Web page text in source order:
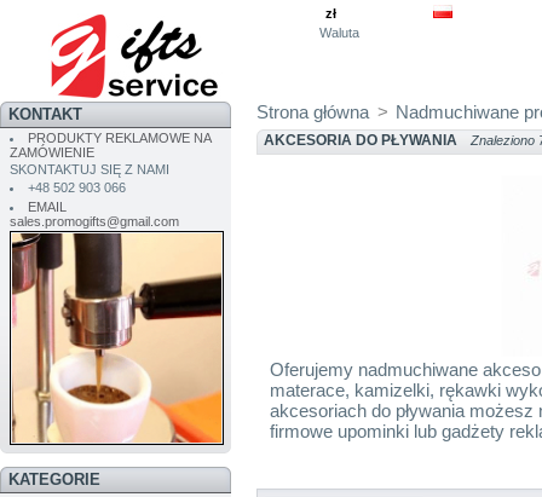
zł
Waluta
KONTAKT
PRODUKTY REKLAMOWE NA
ZAMÓWIENIE
SKONTAKTUJ SIĘ Z NAMI
+48 502 903 066
EMAIL
sales.promogifts@gmail.com
KATEGORIE
Strona główna > Nadmuchiwane
AKCESORIA DO PŁYWANIA Znaleziono
Oferujemy nadmuchiwane
materace, kamizelki, rękawki
akcesoriach do pływania
firmowe upominki lub gadżety